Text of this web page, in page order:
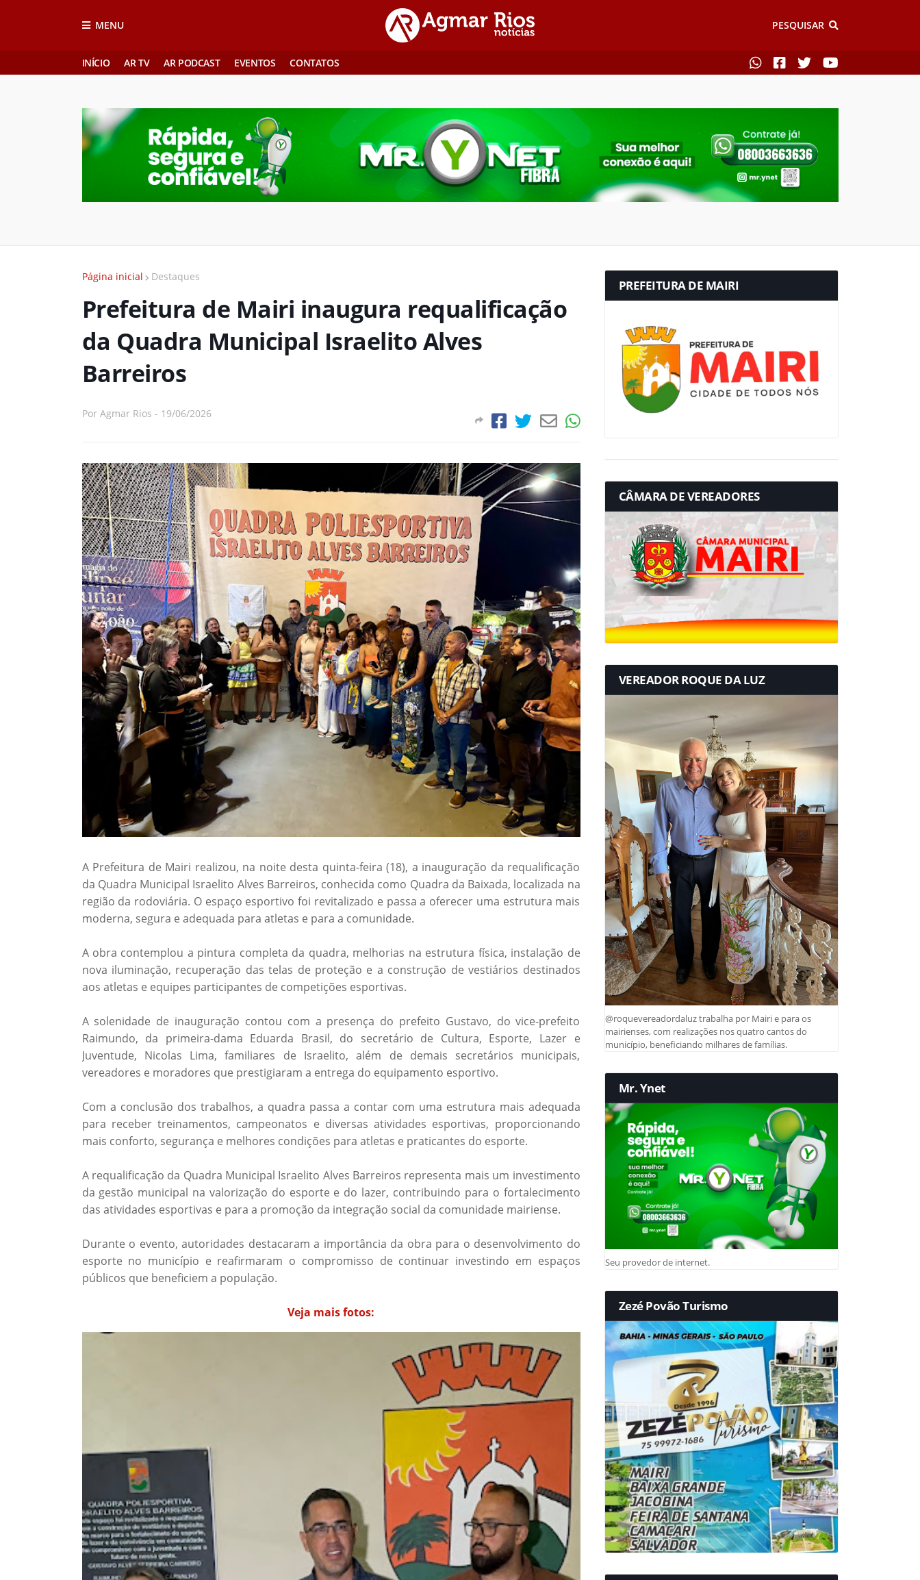
MENU PESQUISAR
INÍCIO AR TV AR PODCAST EVENTOS CONTATOS
Página inicial Destaques
Prefeitura de Mairi inaugura requalificação
da Quadra Municipal Israelito Alves
Barreiros
Por Agmar Rios - 19/06/2026
A Prefeitura de Mairi realizou, na noite desta quinta-feira (18), a inauguração da requalificação
da Quadra Municipal Israelito Alves Barreiros, conhecida como Quadra da Baixada, localizada na
região da rodoviária. O espaço esportivo foi revitalizado e passa a oferecer uma estrutura mais
moderna, segura e adequada para atletas e para a comunidade.
A obra contemplou a pintura completa da quadra, melhorias na estrutura física, instalação de
nova iluminação, recuperação das telas de proteção e a construção de vestiários destinados
aos atletas e equipes participantes de competições esportivas.
A solenidade de inauguração contou com a presença do prefeito Gustavo, do vice-prefeito
Raimundo, da primeira-dama Eduarda Brasil, do secretário de Cultura, Esporte, Lazer e
Juventude, Nicolas Lima, familiares de Israelito, além de demais secretários municipais,
vereadores e moradores que prestigiaram a entrega do equipamento esportivo.
Com a conclusão dos trabalhos, a quadra passa a contar com uma estrutura mais adequada
para receber treinamentos, campeonatos e diversas atividades esportivas, proporcionando
mais conforto, segurança e melhores condições para atletas e praticantes do esporte.
A requalificação da Quadra Municipal Israelito Alves Barreiros representa mais um investimento
da gestão municipal na valorização do esporte e do lazer, contribuindo para o fortalecimento
das atividades esportivas e para a promoção da integração social da comunidade mairiense.
Durante o evento, autoridades destacaram a importância da obra para o desenvolvimento do
esporte no município e reafirmaram o compromisso de continuar investindo em espaços
públicos que beneficiem a população.
Veja mais fotos:
PREFEITURA DE MAIRI
CÂMARA DE VEREADORES
VEREADOR ROQUE DA LUZ
@roquevereadordaluz trabalha por Mairi e para os
mairienses, com realizações nos quatro cantos do
município, beneficiando milhares de famílias.
Mr. Ynet
Seu provedor de internet.
Zezé Povão Turismo